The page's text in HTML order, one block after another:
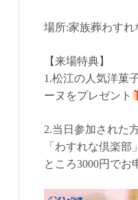
場所:家族葬わす
【来場特典】
1.松江の人気洋菓
ーヌをプレゼント
2.当日参加された
「わすれな倶楽
ところ3000円でお